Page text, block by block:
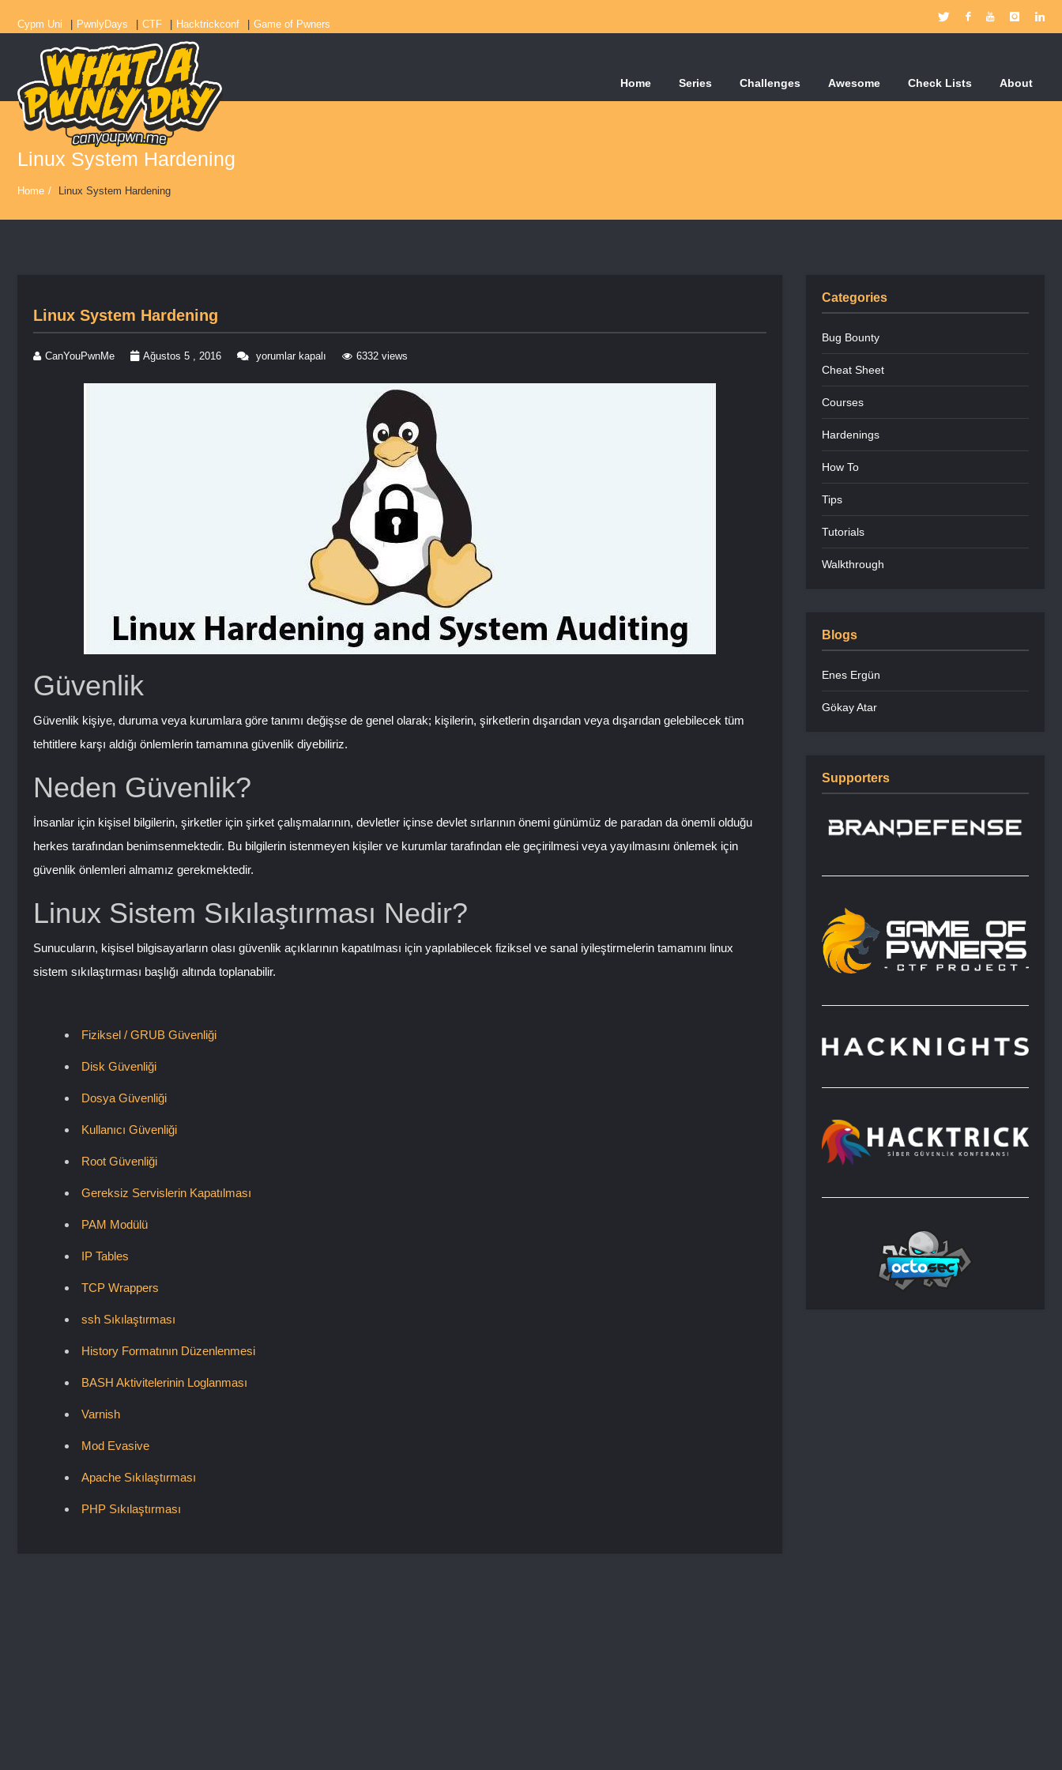
Cypm Uni PwnlyDays CTF Hacktrickconf Game of Pwners
Home Series Challenges Awesome Check Lists About
Linux System Hardening
Home / Linux System Hardening
Linux System Hardening
CanYouPwnMe Ağustos 5 , 2016 yorumlar kapalı 6332 views
Güvenlik
Güvenlik kişiye, duruma veya kurumlara göre tanımı değişse de genel olarak; kişilerin, şirketlerin dışarıdan veya dışarıdan gelebilecek tüm
tehtitlere karşı aldığı önlemlerin tamamına güvenlik diyebiliriz.
Neden Güvenlik?
İnsanlar için kişisel bilgilerin, şirketler için şirket çalışmalarının, devletler içinse devlet sırlarının önemi günümüz de paradan da önemli olduğu
herkes tarafından benimsenmektedir. Bu bilgilerin istenmeyen kişiler ve kurumlar tarafından ele geçirilmesi veya yayılmasını önlemek için
güvenlik önlemleri almamız gerekmektedir.
Linux Sistem Sıkılaştırması Nedir?
Sunucuların, kişisel bilgisayarların olası güvenlik açıklarının kapatılması için yapılabilecek fiziksel ve sanal iyileştirmelerin tamamını linux
sistem sıkılaştırması başlığı altında toplanabilir.
Fiziksel / GRUB Güvenliği
Disk Güvenliği
Dosya Güvenliği
Kullanıcı Güvenliği
Root Güvenliği
Gereksiz Servislerin Kapatılması
PAM Modülü
IP Tables
TCP Wrappers
ssh Sıkılaştırması
History Formatının Düzenlenmesi
BASH Aktivitelerinin Loglanması
Varnish
Mod Evasive
Apache Sıkılaştırması
PHP Sıkılaştırması
Categories
Bug Bounty
Cheat Sheet
Courses
Hardenings
How To
Tips
Tutorials
Walkthrough
Blogs
Enes Ergün
Gökay Atar
Supporters